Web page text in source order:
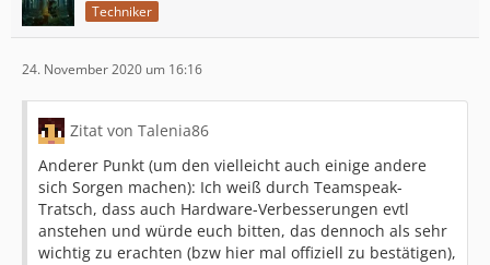
Techniker
24. November 2020 um 16:16
Zitat von Talenia86
Anderer Punkt (um den vielleicht auch einige andere
sich Sorgen machen): Ich weiß durch Teamspeak-
Tratsch, dass auch Hardware-Verbesserungen evtl
anstehen und würde euch bitten, das dennoch als sehr
wichtig zu erachten (bzw hier mal offiziell zu bestätigen),